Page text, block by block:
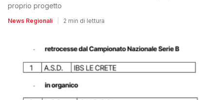
proprio progetto
News Regionali 2 min di lettura